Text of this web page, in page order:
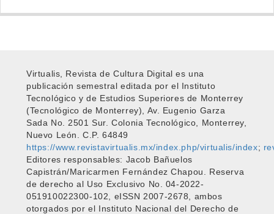
Virtualis, Revista de Cultura Digital es una
publicación semestral editada por el Instituto
Tecnológico y de Estudios Superiores de Monterrey
(Tecnológico de Monterrey), Av. Eugenio Garza
Sada No. 2501 Sur. Colonia Tecnológico, Monterrey,
Nuevo León. C.P. 64849
https://www.revistavirtualis.mx/index.php/virtualis/index;
Editores responsables: Jacob Bañuelos
Capistrán/Maricarmen Fernández Chapou. Reserva
de derecho al Uso Exclusivo No. 04-2022-
051910022300-102, eISSN 2007-2678, ambos
otorgados por el Instituto Nacional del Derecho de